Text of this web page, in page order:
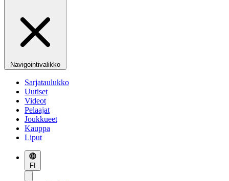
Navigointivalikko
Sarjataulukko
Uutiset
Videot
Pelaajat
Joukkueet
Kauppa
Liput
FI